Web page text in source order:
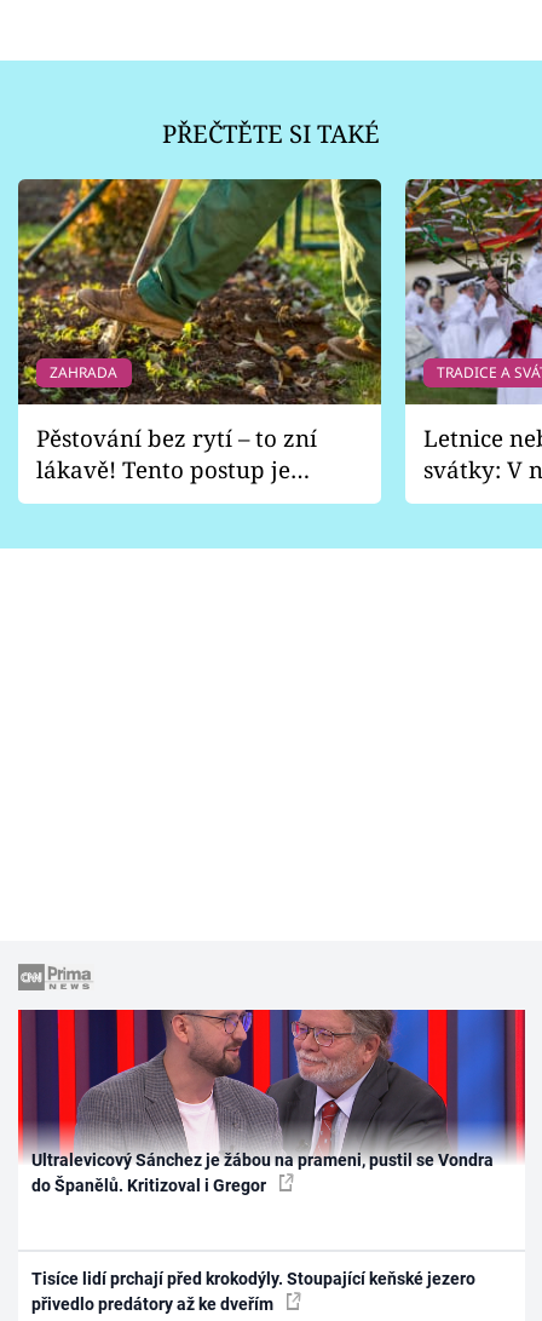
PŘEČTĚTE SI TAKÉ
ZAHRADA
Pěstování bez rytí – to zní
lákavě! Tento postup je
vhodný jen pro některé
TRADICE A
Letnice
svátky: V
pondělí
Ultralevicový Sánchez je žábou na prameni, pustil se Vondra
do Španělů. Kritizoval i Gregor
Tisíce lidí prchají před krokodýly. Stoupající keňské jezero
přivedlo predátory až ke dveřím